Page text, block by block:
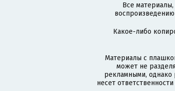
Все
Какое-либо
Материалы с
может не
рекламными, однако
несет